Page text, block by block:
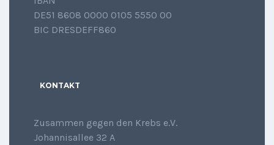
DE51 8608 0000 0105 5550 00
BIC DRESDEFF860
KONTAKT
Zusammen gegen den Krebs e.V.
Johannisallee 32 A